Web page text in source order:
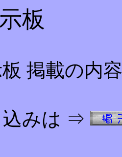
板
掲載の内
込みは ⇒